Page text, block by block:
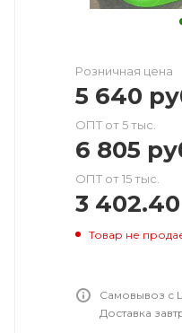
Розничная цена
5 640
ОПТ от 5 тыс.
6 805
ОПТ от 15 тыс.
3 402.40
Товар не
Самовывоз с
Доставка